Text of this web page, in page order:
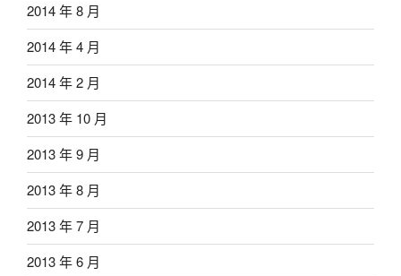
2014 年 8 月
2014 年 4 月
2014 年 2 月
2013 年 10 月
2013 年 9 月
2013 年 8 月
2013 年 7 月
2013 年 6 月